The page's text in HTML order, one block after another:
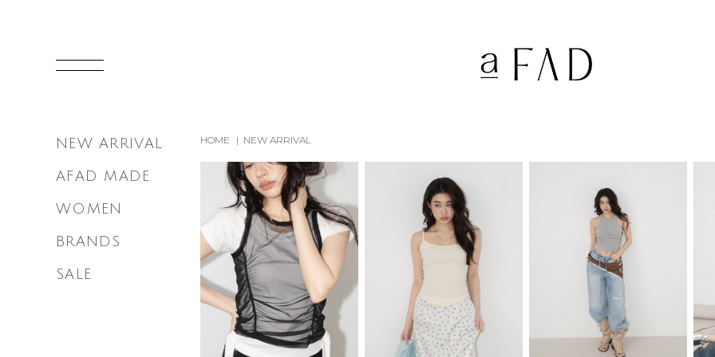
NEW ARRIVAL
AFAD MADE
WOMEN
BRANDS
SALE
HOME NEW ARRIVAL